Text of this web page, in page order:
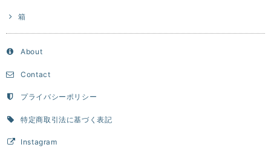
箱
About
Contact
プライバシーポリシー
特定商取引法に基づく表記
Instagram